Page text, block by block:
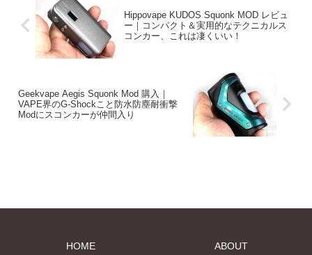
Hippovape KUDOS Squonk MOD レビュ
ー｜コンパクト＆実用的なテクニカルス
コンカー、これは凄くいい！
Geekvape Aegis Squonk Mod 購入｜
VAPE界のG-Shockこと防水防塵耐衝撃
Modにスコンカーが仲間入り
HOME ABOUT